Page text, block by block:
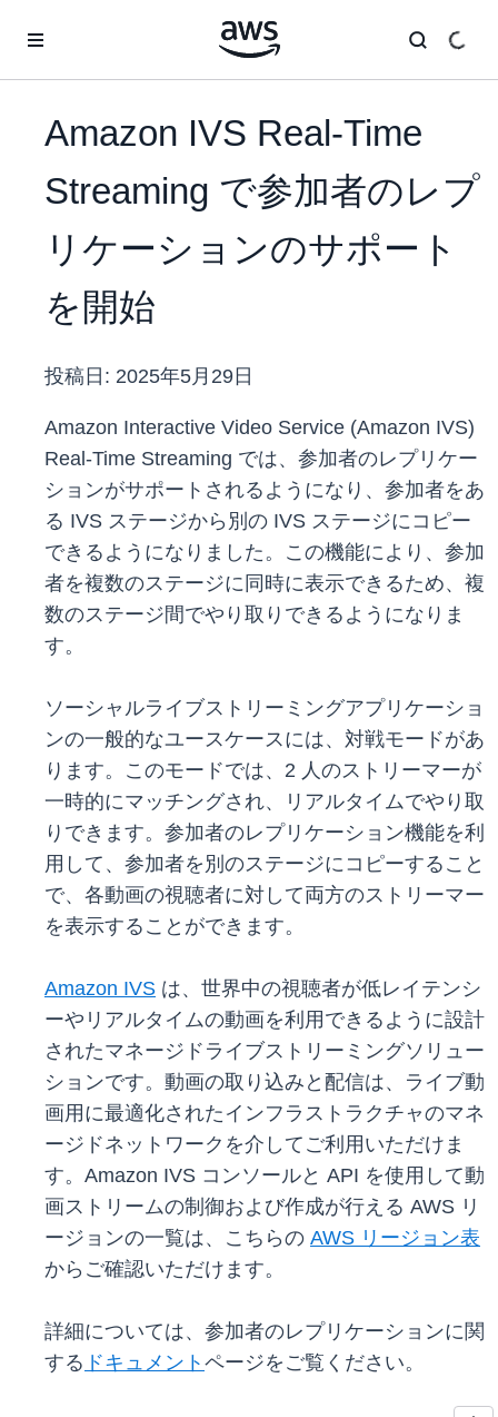
Amazon IVS Real-Time
Streaming で参加者のレプ
リケーションのサポート
を開始
投稿日: 2025年5月29日
Amazon Interactive Video Service (Amazon IVS)
Real-Time Streaming では、参加者のレプリケー
ションがサポートされるようになり、参加者をあ
る IVS ステージから別の IVS ステージにコピー
できるようになりました。この機能により、参加
者を複数のステージに同時に表示できるため、複
数のステージ間でやり取りできるようになりま
す。
ソーシャルライブストリーミングアプリケーショ
ンの一般的なユースケースには、対戦モードがあ
ります。このモードでは、2 人のストリーマーが
一時的にマッチングされ、リアルタイムでやり取
りできます。参加者のレプリケーション機能を利
用して、参加者を別のステージにコピーすること
で、各動画の視聴者に対して両方のストリーマー
を表示することができます。
Amazon IVS は、世界中の視聴者が低レイテンシ
ーやリアルタイムの動画を利用できるように設計
されたマネージドライブストリーミングソリュー
ションです。動画の取り込みと配信は、ライブ動
画用に最適化されたインフラストラクチャのマネ
ージドネットワークを介してご利用いただけま
す。Amazon IVS コンソールと API を使用して動
画ストリームの制御および作成が行える AWS リ
ージョンの一覧は、こちらの AWS リージョン表
からご確認いただけます。
詳細については、参加者のレプリケーションに関
する ドキュメント ページをご覧ください。